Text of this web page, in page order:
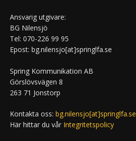
Ansvarig utgivare:
BG Nilensjö
Tel: 070-226 99 95
Epost: bg.nilensjo[at]springlfa.se
Spring Kommunikation AB
Görslövsvägen 8
263 71 Jonstorp
Kontakta oss: bg.nilensjo[at]springlfa.se
Här hittar du vår Integritetspolicy